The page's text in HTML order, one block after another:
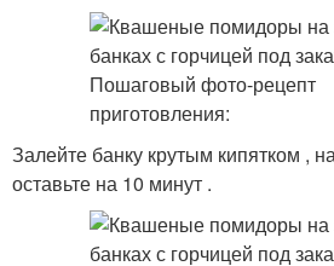
Залейте банку крутым кипятком ,
оставьте на 10 минут .